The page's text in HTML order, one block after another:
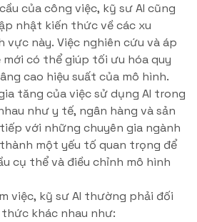
của công việc, kỹ sư AI cũng
nhật kiến thức về các xu
này. Việc nghiên cứu và áp
có thể giúp tối ưu hóa quy
cao hiệu suất của mô hình.
tăng của việc sử dụng AI trong
như y tế, ngân hàng và sản
với những chuyên gia ngành
một yếu tố quan trọng để
cụ thể và điều chỉnh mô hình
việc, kỹ sư AI thường phải đối
khác nhau như: